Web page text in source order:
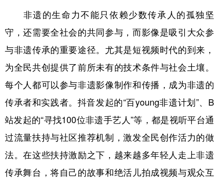
非遗的生命力不能只依赖少数传承人的孤独坚
守，还需要全社会的共同参与，而影像是吸引大众参
与非遗传承的重要途径。尤其是短视频时代的到来，
为全民共创提供了前所未有的技术条件与社会土壤。
每个人都可以参与非遗影像制作和传播，成为非遗的
传承者和实践者。抖音发起的“百young非遗计划”、B
站发起的“寻找100位非遗手艺人”等，都是视听平台通
过流量扶持与社区推荐机制，激发全民创作活力的做
法。在这些扶持激励之下，越来越多年轻人走上非遗
传承舞台，将自己的故事和绝活儿拍成视频与观众互